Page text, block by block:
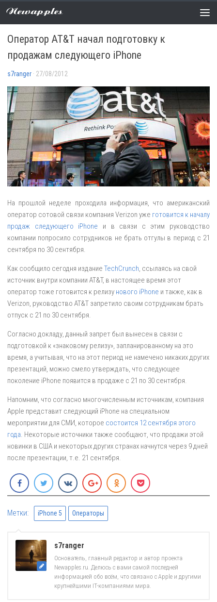
Newapples
НОВОСТИ 0 COMMENTS
Оператор AT&T начал подготовку к
продажам следующего iPhone
s7ranger · 27/08/2012
На прошлой неделе проходила информация, что американский
оператор сотовой связи компания Verizon уже готовится к началу
продаж следующего iPhone и в связи с этим руководство
компании попросило сотрудников не брать отгулы в период с 21
сентября по 30 сентября.
Как сообщило сегодня издание TechCrunch , ссылаясь на свой
источник внутри компании AT&T, в настоящее время этот
оператор тоже готовится к релизу нового iPhone и также, как в
Verizon, руководство AT&T запретило своим сотрудникам брать
отпуск с 21 по 30 сентября.
Согласно докладу, данный запрет был вынесен в связи с
подготовкой к «знаковому релизу», запланированному на это
время, а учитывая, что на этот период не намечено никаких других
презентаций, можно смело утверждать, что следующее
поколение iPhone появится в продаже с 21 по 30 сентября.
Напомним, что согласно многочисленным источникам, компания
Apple представит следующий iPhone на специальном
мероприятии для СМИ, которое состоится 12 сентября этого
года . Некоторые источники также сообщают, что продажи этой
новинки в США и некоторых других странах начнутся через 9 дней
после презентации, т.е. 21 сентября.
Метки: iPhone 5 Операторы
s7ranger
Основатель, главный редактор и автор проекта
Newapples.ru. Делюсь с вами самой последней
информацией обо всём, что связано с Apple и другими
крупнейшими IT-компаниями мира.